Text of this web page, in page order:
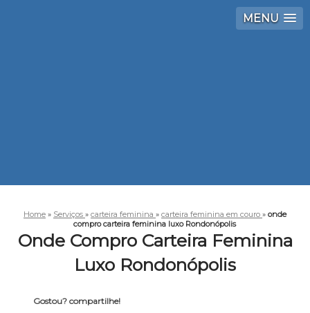
MENU
Home » Serviços » carteira feminina » carteira feminina em couro » onde
compro carteira feminina luxo Rondonópolis
Onde Compro Carteira Feminina
Luxo Rondonópolis
Gostou? compartilhe!